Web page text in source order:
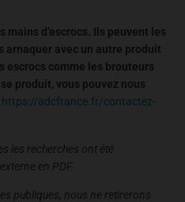
mains d’escrocs. Ils peuvent les
avec un autre produit
escrocs comme les brouteurs
produit, vous pouvez nous
https://adcfrance.fr/contactez-
les recherches ont été
en PDF.
publiques, nous ne retirerons